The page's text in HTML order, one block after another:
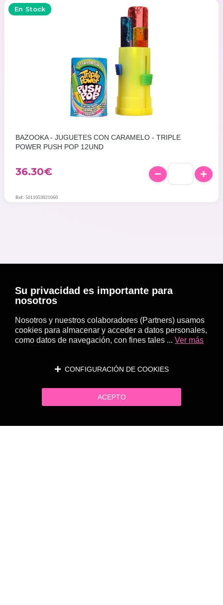
En Stock
BAZOOKA - JUGUETES CON CARAMELO - TRIPLE
POWER PUSH POP 12UND
36.30€
Ref: 5011053021060
Su privacidad es importante para
nosotros
Nosotros y nuestros colaboradores (Partners) usamos
cookies para almacenar y acceder a datos personales,
como datos de navegación, con fines tales ... Ver más
CONFIGURACIÓN DE COOKIES
ACEPTO